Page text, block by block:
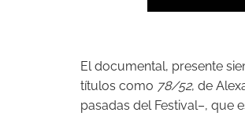
El documental, presente
títulos como 78/52, de
pasadas del Festival–, que